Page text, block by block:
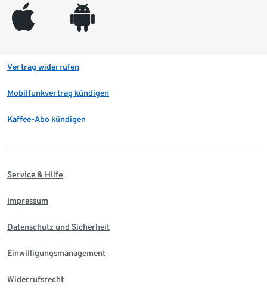
appleinc android
Vertrag widerrufen
Mobilfunkvertrag kündigen
Kaffee-Abo kündigen
Service & Hilfe
Impressum
Datenschutz und Sicherheit
Einwilligungsmanagement
Widerrufsrecht